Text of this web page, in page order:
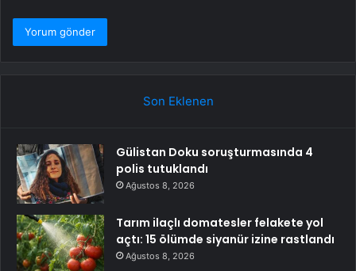
Son Eklenen
Gülistan Doku soruşturmasında 4
polis tutuklandı
Ağustos 8, 2026
Tarım ilaçlı domatesler felakete yol
açtı: 15 ölümde siyanür izine rastlandı
Ağustos 8, 2026